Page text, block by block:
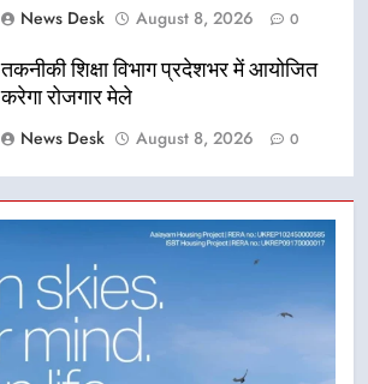
News Desk
August 8, 2026 0
तकनीकी शिक्षा विभाग प्रदेशभर में आयोजित
करेगा रोजगार मेले
News Desk
August 8, 2026 0